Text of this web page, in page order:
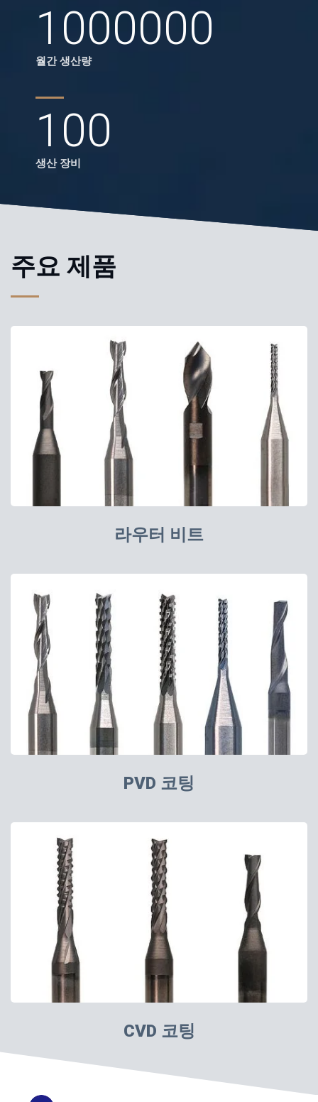
1000000
월간 생산량
100
생산 장비
주요 제품
라우터 비트
PVD 코팅
CVD 코팅